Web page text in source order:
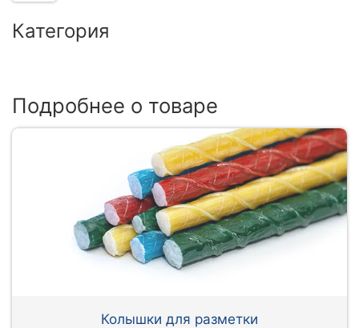
Категория
Подробнее о товаре
Колышки для разметки